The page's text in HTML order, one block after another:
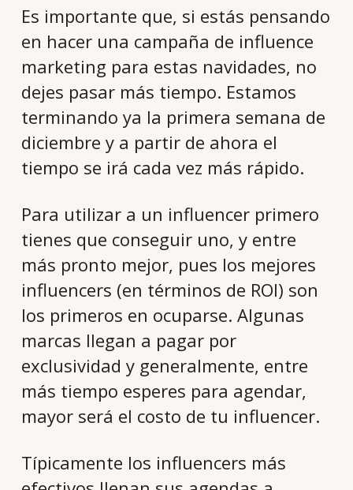
Es importante que, si estás pensando
en hacer una campaña de influence
marketing para estas navidades, no
dejes pasar más tiempo. Estamos
terminando ya la primera semana de
diciembre y a partir de ahora el
tiempo se irá cada vez más rápido.
Para utilizar a un influencer primero
tienes que conseguir uno, y entre
más pronto mejor, pues los mejores
influencers (en términos de ROI) son
los primeros en ocuparse. Algunas
marcas llegan a pagar por
exclusividad y generalmente, entre
más tiempo esperes para agendar,
mayor será el costo de tu influencer.
Típicamente los influencers más